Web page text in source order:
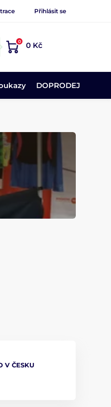
Přihlásit se
0 0 Kč
DOPRODEJ
V ČESKU